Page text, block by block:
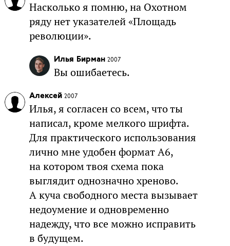
Насколько я помню, на Охотном
ряду нет указателей «Площадь
революции».
Илья Бирман 2007
Вы ошибаетесь.
Алексей 2007
Илья, я согласен со всем, что ты
написал, кроме мелкого шрифта.
Для практического использования
лично мне удобен формат А6,
на котором твоя схема пока
выглядит однозначно хреново.
А куча свободного места вызывает
недоумение и одновременно
надежду, что все можно исправить
в будущем.